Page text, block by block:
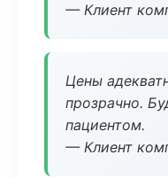
— Клиент
Цены
прозрачно.
пациентом.
— Клиент